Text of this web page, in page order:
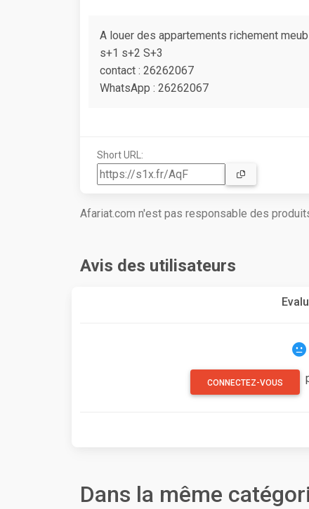
A louer des appartements richement
s+1 s+2 S+3
contact : 26262067
WhatsApp : 26262067
Short URL:
Afariat.com n'est pas responsable des
Avis des utilisateurs
CONNECTEZ-VOUS
Dans la même